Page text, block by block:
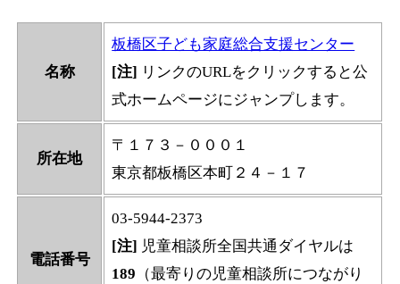
名称
板橋区子ども家庭総合支援センター
[注] リンクのURLをクリックすると公
式ホームページにジャンプします。
所在地
〒１７３－０００１
東京都板橋区本町２４－１７
電話番号
03-5944-2373
[注] 児童相談所全国共通ダイヤルは
189 （最寄りの児童相談所につながり